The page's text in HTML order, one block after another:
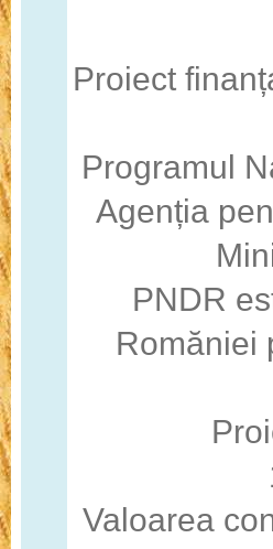
Proiect
Programul
Agenția
PNDR
Romăniei
Valoarea